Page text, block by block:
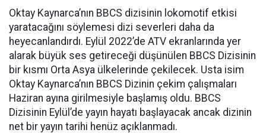
Oktay Kaynarca’nın BBCS dizisinin lokomotif etkisi
yaratacağını söylemesi dizi severleri daha da
heyecanlandırdı. Eylül 2022’de ATV ekranlarında yer
alarak büyük ses getireceği düşünülen BBCS Dizisinin
bir kısmı Orta Asya ülkelerinde çekilecek. Usta isim
Oktay Kaynarca’nın BBCS Dizinin çekim çalışmaları
Haziran ayına girilmesiyle başlamış oldu. BBCS
Dizisinin Eylül’de yayın hayatı başlayacak ancak dizinin
net bir yayın tarihi henüz açıklanmadı.